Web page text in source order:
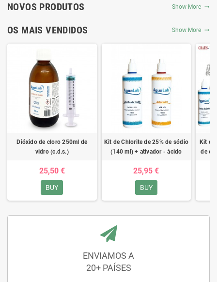
NOVOS PRODUTOS Show More
OS MAIS VENDIDOS Show More
Dióxido de cloro 250ml de
vidro (c.d.s.)
25,50 €
BUY
Kit de Chlorite de 25% de sódio
(140 ml) + ativador - ácido
25,95 €
BUY
Kit de
de
ENVIAMOS A
20+ PAÍSES